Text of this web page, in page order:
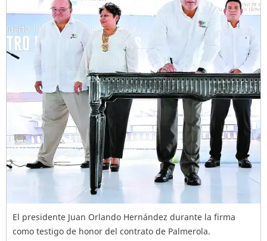
El presidente Juan Orlando Hernández durante la firma
como testigo de honor del contrato de Palmerola.